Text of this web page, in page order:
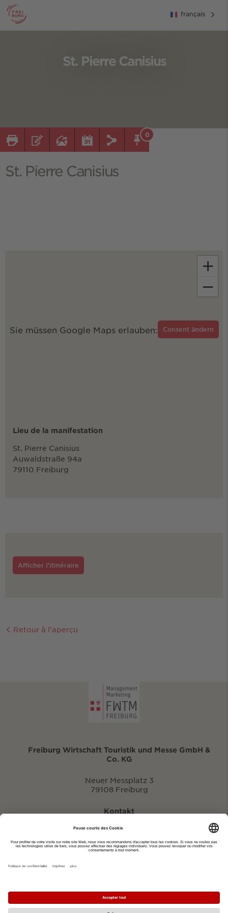
français
St. Pierre Canisius
0
St. Pierre Canisius
Sie müssen Google Maps erlauben: Consent ändern
+
−
Lieu de la manifestation
St. Pierre Canisius
Auwaldstraße 94a
79110 Freiburg
Afficher l'itinéraire
Retour à l'aperçu
Freiburg Wirtschaft Touristik und Messe GmbH &
Co. KG
Neuer Messplatz 3
79108 Freiburg
Kontakt
eventportal@fwtm.de
Imprimer